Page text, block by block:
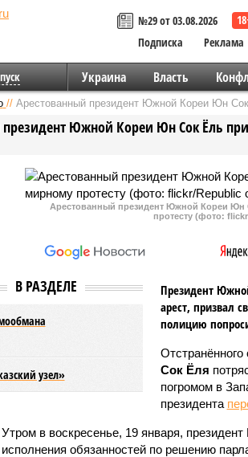
№29 от 03.08.2026
Подписка
Реклама
Украина Власть
// Арестованный президент Южной Кореи Юн
Южной Кореи Юн Сок Ёль
Арестованный президент Южной Кореи Юн
протесту (фото:
В РАЗДЕЛЕ
узел»
Президент
арест, призвал
полицию
Отстранённого
Сок Ёля
погромом в
президента
Утром в воскресенье, 19 января,
исполнения обязанностей по решению